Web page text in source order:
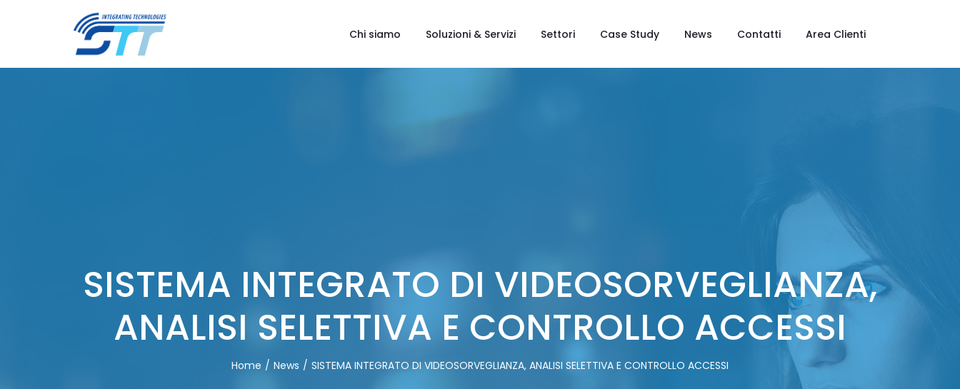
Chi siamo Soluzioni & Servizi Settori Case Study News Contatti Area Clienti
SISTEMA INTEGRATO DI VIDEOSORVEGLIANZA,
ANALISI SELETTIVA E CONTROLLO ACCESSI
Home News SISTEMA INTEGRATO DI VIDEOSORVEGLIANZA, ANALISI SELETTIVA E CONTROLLO ACCESSI